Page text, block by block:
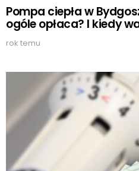
Pompa ciepła w
ogóle opłaca? I kiedy
rok temu